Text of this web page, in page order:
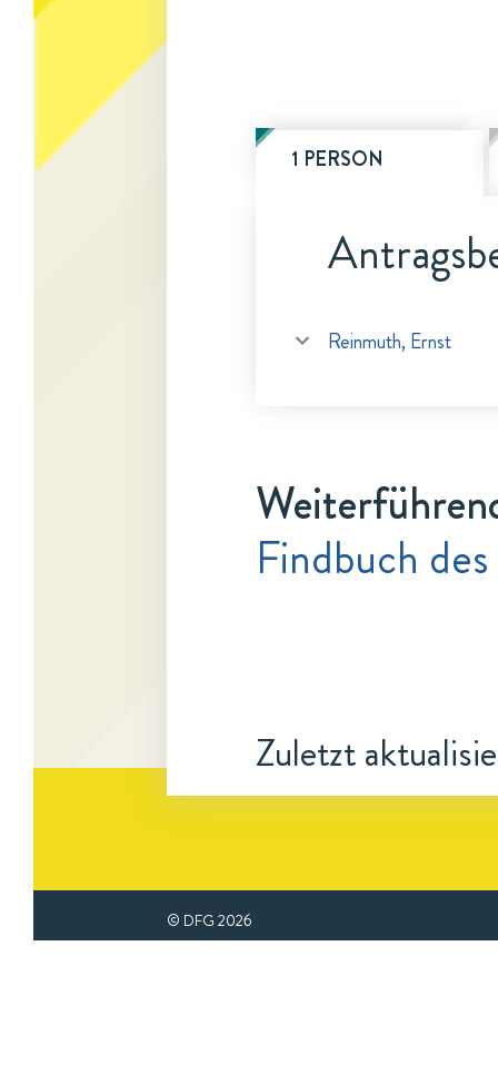
1 PERSON
Reinmuth, Ernst
Findbuch
Zuletzt
© DFG 2026